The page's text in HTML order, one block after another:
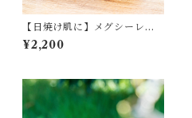
【日焼け肌に】メグシーレッ
ドパーム【石鹸、石けん、せ
っけん】
¥2,200